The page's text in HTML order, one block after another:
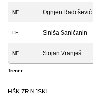
MF Ognjen Radošević
DF Siniša Saničanin
MF Stojan Vranješ
Trener: -
HŠK ZRINJSKI